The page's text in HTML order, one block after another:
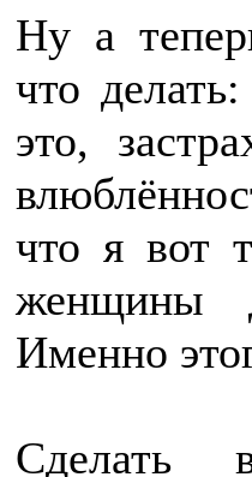
Ну а
что
это,
что я вот
женщины
Именно
Сделать